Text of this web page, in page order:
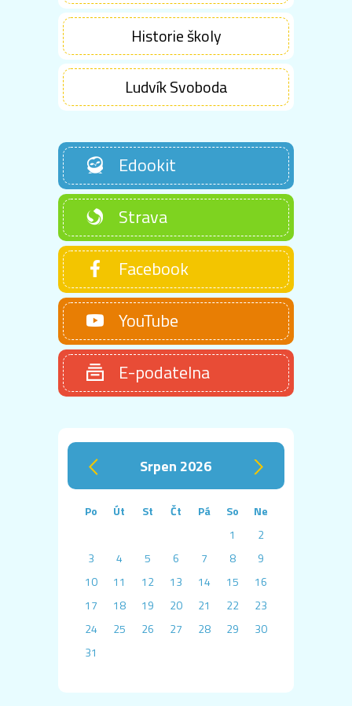
Historie školy
Ludvík Svoboda
Edookit
Strava
Facebook
YouTube
E-podatelna
‹ srpen 2026 ›
Po Út St Čt Pá So
Ne
1
2
3
4 5 6 7 8
9
10
11 12 13 14 15
16
17
18 19 20 21 22
23
24
25 26 27 28 29
30
31